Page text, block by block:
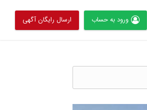
ورود به حساب ارسال رایگان آگهی